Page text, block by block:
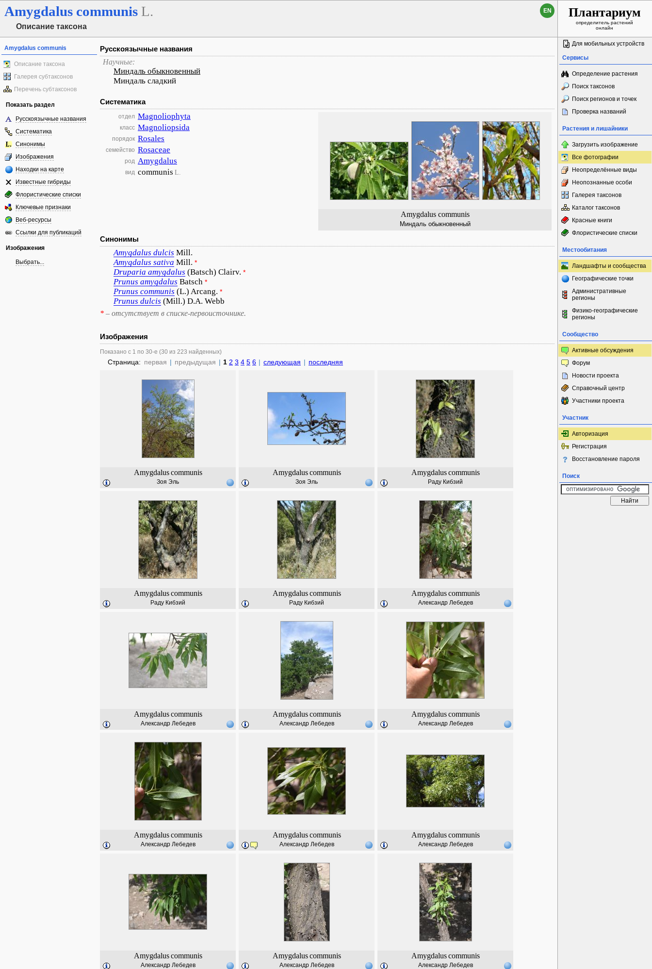
Amygdalus communis L.
Описание таксона
EN Плантариум
определитель растений
онлайн
Amygdalus communis
Описание таксона
Галерея субтаксонов
Перечень субтаксонов
Показать раздел
Русскоязычные названия
Систематика
Синонимы
Изображения
Находки на карте
Известные гибриды
Флористические списки
Ключевые признаки
Веб-ресурсы
Ссылки для публикаций
Изображения
Выбрать...
Русскоязычные названия
Научные:
Миндаль обыкновенный
Миндаль сладкий
Систематика
Amygdalus communis
Миндаль обыкновенный
отдел Magnoliophyta
класс Magnoliopsida
порядок Rosales
семейство Rosaceae
род Amygdalus
вид communis L.
Синонимы
Amygdalus dulcis Mill.
Amygdalus sativa Mill. *
Druparia amygdalus (Batsch) Clairv. *
Prunus amygdalus Batsch *
Prunus communis (L.) Arcang. *
Prunus dulcis (Mill.) D.A. Webb
* – отсутствует в списке-первоисточнике.
Изображения
Показано с 1 по 30-е (30 из 223 найденных)
Страница: первая | предыдущая | 1 2 3 4 5 6 | следующая | последняя
Amygdalus communis
Зоя Эль
Amygdalus communis
Зоя Эль
Amygdalus communis
Раду Кибзий
Amygdalus communis
Раду Кибзий
Amygdalus communis
Раду Кибзий
Amygdalus communis
Александр Лебедев
Amygdalus communis
Александр Лебедев
Amygdalus communis
Александр Лебедев
Amygdalus communis
Александр Лебедев
Amygdalus communis
Александр Лебедев
Amygdalus communis
Александр Лебедев
Amygdalus communis
Александр Лебедев
Amygdalus communis
Александр Лебедев
Amygdalus communis
Александр Лебедев
Amygdalus communis
Александр Лебедев
Для мобильных устройств
Сервисы
Определение растения
Поиск таксонов
Поиск регионов и точек
Проверка названий
Растения и лишайники
Загрузить изображение
Все фотографии
Неопределённые виды
Неопознанные особи
Галерея таксонов
Каталог таксонов
Красные книги
Флористические списки
Местообитания
Ландшафты и сообщества
Географические точки
Административные
регионы
Физико-географические
регионы
Сообщество
Активные обсуждения
Форум
Новости проекта
Справочный центр
Участники проекта
Участник
Авторизация
Регистрация
Восстановление пароля
Поиск